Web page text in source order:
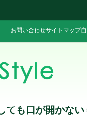
お問い合わせサイトマップ
ても口が開かな